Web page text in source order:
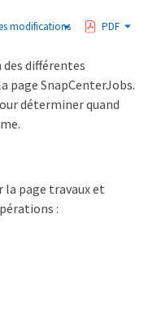
modifications PDF
différentes
page SnapCenterJobs.
déterminer quand
la page travaux et
: